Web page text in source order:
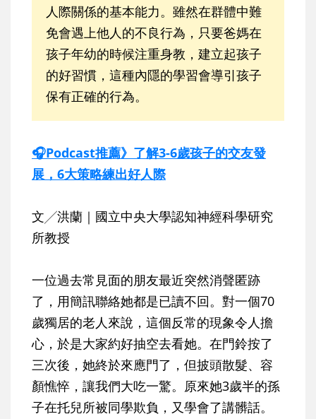
人際關係的基本能力。雖然在群體中難
免會遇上他人的不良行為，只要爸媽在
孩子年幼的時候注重身教，建立起孩子
的好習慣，這種內隱的學習會導引孩子
保有正確的行為。
🎧Podcast推薦》了解3-6歲孩子的交友發
展，6大策略練出好人際
文╱洪蘭｜國立中央大學認知神經科學研究
所教授
一位過去常見面的朋友最近突然消聲匿跡
了，用簡訊聯絡她都是已讀不回。對一個70
歲獨居的老人來說，這個反常的現象令人擔
心，於是大家約好抽空去看她。在門鈴按了
三次後，她終於來應門了，但披頭散髮、容
顏憔悴，讓我們大吃一驚。原來她3歲半的孫
子在托兒所被同學欺負，又學會了講髒話。